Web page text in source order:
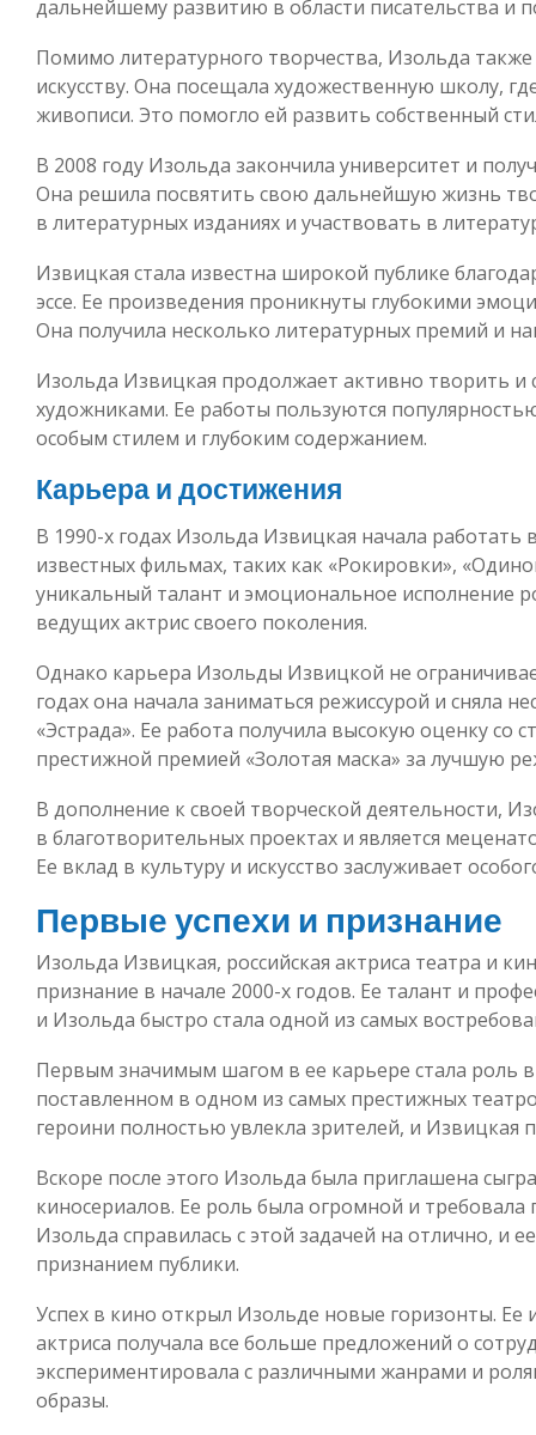
дальнейшему развитию в области писательства и
Помимо литературного творчества, Изольда
искусству. Она посещала художественную школу,
живописи. Это помогло ей развить собственный
В 2008 году Изольда закончила университет и
Она решила посвятить свою дальнейшую жизнь
в литературных изданиях и участвовать в
Извицкая стала известна широкой публике
эссе. Ее произведения проникнуты глубокими
Она получила несколько литературных премий и
Изольда Извицкая продолжает активно творить и
художниками. Ее работы пользуются
особым стилем и глубоким содержанием.
Карьера и достижения
В 1990-х годах Изольда Извицкая начала работать
известных фильмах, таких как «Рокировки»,
уникальный талант и эмоциональное исполнение
ведущих актрис своего поколения.
Однако карьера Изольды Извицкой не
годах она начала заниматься режиссурой и сняла
«Эстрада». Ее работа получила высокую оценку со
престижной премией «Золотая маска» за лучшую
В дополнение к своей творческой деятельности,
в благотворительных проектах и является
Ее вклад в культуру и искусство заслуживает
Первые успехи и признание
Изольда Извицкая, российская актриса театра и
признание в начале 2000-х годов. Ее талант и
и Изольда быстро стала одной из самых
Первым значимым шагом в ее карьере стала роль в
поставленном в одном из самых престижных
героини полностью увлекла зрителей, и
Вскоре после этого Изольда была приглашена
киносериалов. Ее роль была огромной и
Изольда справилась с этой задачей на отлично, и
признанием публики.
Успех в кино открыл Изольде новые горизонты.
актриса получала все больше предложений о
экспериментировала с различными жанрами и
образы.